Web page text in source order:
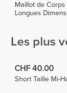
Maillot de
Longues
Les plus
CHF 40.00
Short Taille Mi-